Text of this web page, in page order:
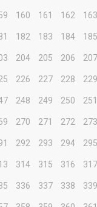
160 161 162 163
182 183 184 185
204 205 206 207
226 227 228 229
248 249 250 251
270 271 272 273
292 293 294 295
314 315 316 317
336 337 338 339